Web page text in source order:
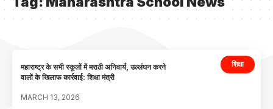
शिक्षा
महाराष्ट्र के सभी स्कूलों में मराठी अनिवार्य, उल्लंघन करने
वालों के खिलाफ कार्रवाई: शिक्षा मंत्री
MARCH 13, 2026